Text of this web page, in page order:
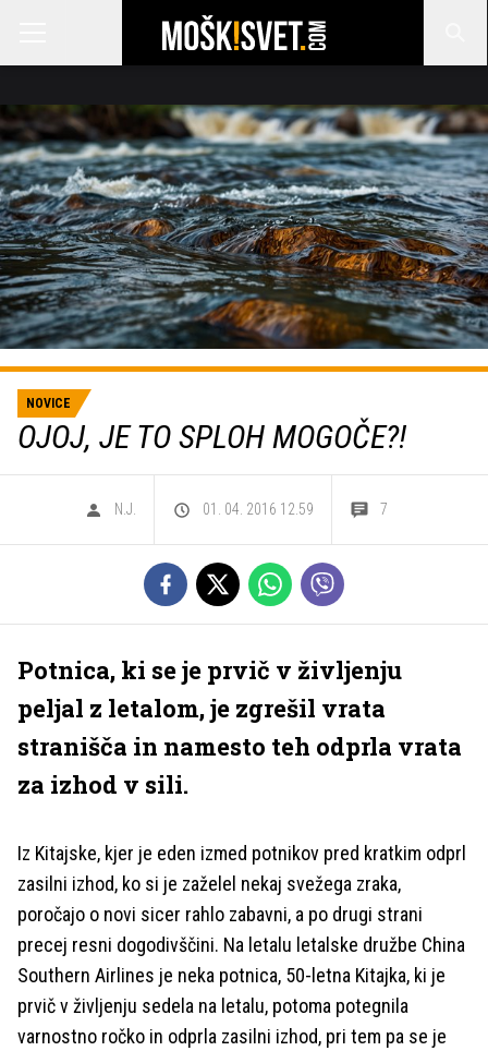
NOVICE
OJOJ, JE TO SPLOH MOGOČE?!
N.J. 01. 04. 2016 12.59 7
Potnica, ki se je prvič v življenju
peljal z letalom, je zgrešil vrata
stranišča in namesto teh odprla vrata
za izhod v sili.
Iz Kitajske, kjer je eden izmed potnikov pred kratkim odprl
zasilni izhod, ko si je zaželel nekaj svežega zraka,
poročajo o novi sicer rahlo zabavni, a po drugi strani
precej resni dogodivščini. Na letalu letalske družbe China
Southern Airlines je neka potnica, 50-letna Kitajka, ki je
prvič v življenju sedela na letalu, potoma potegnila
varnostno ročko in odprla zasilni izhod, pri tem pa se je